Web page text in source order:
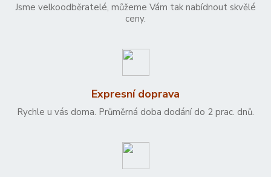
Jsme velkoodběratelé, můžeme Vám tak nabídnout skvělé
ceny.
Expresní doprava
Rychle u vás doma. Průměrná doba dodání do 2 prac. dnů.